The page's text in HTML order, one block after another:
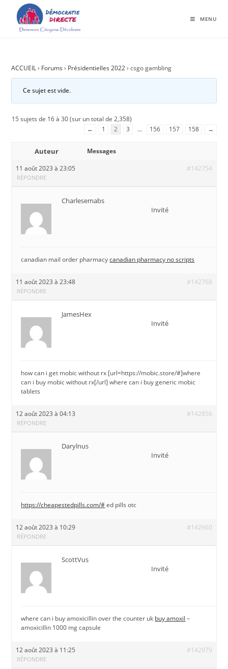
MENU
ACCUEIL › Forums › Présidentielles 2022 › csgo gambling
Ce sujet est vide.
15 sujets de 16 à 30 (sur un total de 2,358)
←
1 2 3 … 156 157 158 →
Auteur
Messages
11 août 2023 à 23:05
#142754
RÉPONDRE
Charlesemabs
Invité
canadian mail order pharmacycanadian pharmacy no scripts
11 août 2023 à 23:48 #142768
RÉPONDRE
JamesHex
Invité
how can i get mobic without rx [url=https://mobic.store/#]where
can i buy mobic without rx[/url] where can i buy generic mobic
tablets
12 août 2023 à 04:13 #142856
RÉPONDRE
Darylnus
Invité
https://cheapestedpills.com/#ed pills otc
12 août 2023 à 10:29 #142960
RÉPONDRE
ScottVus
Invité
where can i buy amoxicillin over the counter uk buy amoxil –
amoxicillin 1000 mg capsule
12 août 2023 à 11:25 #142979
RÉPONDRE